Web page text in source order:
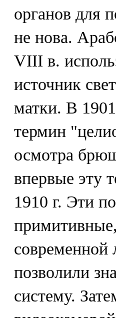
органов для
не нова.
VIII в.
источник
матки. В
термин
осмотра
впервые эту
1910 г. Эти
современной
позволили
систему.